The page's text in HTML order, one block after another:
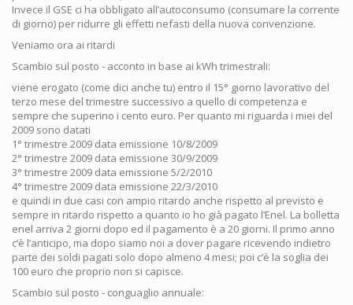
Invece il GSE ci ha obbligato all’autoconsumo (consumare la corrente
di giorno) per ridurre gli effetti nefasti della nuova convenzione.
Veniamo ora ai ritardi
Scambio sul posto - acconto in base ai kWh trimestrali:
viene erogato (come dici anche tu) entro il 15° giorno lavorativo del
terzo mese del trimestre successivo a quello di competenza e
sempre che superino i cento euro. Per quanto mi riguarda i miei del
2009 sono datati
1° trimestre 2009 data emissione 10/8/2009
2° trimestre 2009 data emissione 30/9/2009
3° trimestre 2009 data emissione 5/2/2010
4° trimestre 2009 data emissione 22/3/2010
e quindi in due casi con ampio ritardo anche rispetto al previsto e
sempre in ritardo rispetto a quanto io ho già pagato l’Enel. La bolletta
enel arriva 2 giorni dopo ed il pagamento è a 20 giorni. Il primo anno
c’è l’anticipo, ma dopo siamo noi a dover pagare ricevendo indietro
parte dei soldi pagati solo dopo almeno 4 mesi; poi c’è la soglia dei
100 euro che proprio non si capisce.
Scambio sul posto - conguaglio annuale: